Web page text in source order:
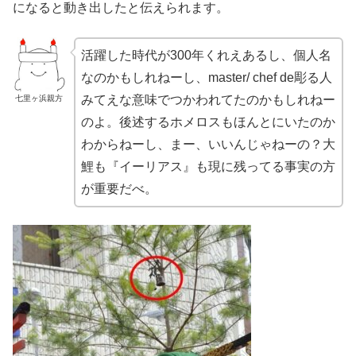
になると動き出したと伝えられます。
七里ヶ浜親方
活躍した時代が300年くれえあるし、個人名
なのかもしれねーし、master/ chef de彫る人
みてえな意味でつかわれてたのかもしれねー
のよ。後述するホメロスもほんとにいたのか
わからねーし、まー、いいんじゃねーの？大
鯉も『イーリアス』も現に残ってる事実の方
が重要だべ。